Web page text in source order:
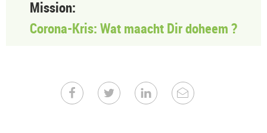
Mission:
Corona-Kris: Wat maacht Dir doheem ?